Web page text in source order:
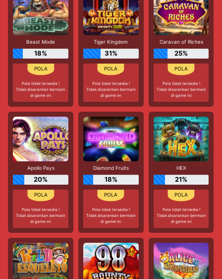
Beast Mode
18%
Pola tidak tersedia !
Tidak disarankan bermain
di game ini
Tiger Kingdom
31%
Pola tidak tersedia !
Tidak disarankan bermain
di game ini
Caravan of Riches
25%
Pola tidak tersedia !
Tidak disarankan bermain
di game ini
Apollo Pays
20%
Pola tidak tersedia !
Tidak disarankan bermain
di game ini
Diamond Fruits
18%
Pola tidak tersedia !
Tidak disarankan bermain
di game ini
HEX
21%
Pola tidak tersedia !
Tidak disarankan bermain
di game ini